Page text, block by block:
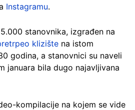
Instagramu.
stanovnika, izgrađen na
klizište na istom
godina, a stanovnici su naveli
januara bila dugo najavljivana
kompilacije na kojem se vide